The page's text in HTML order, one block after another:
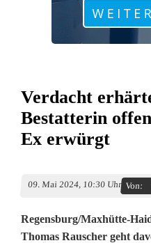
Verdacht
Bestatterin
Ex erwürgt
09. Mai 2024, 10:30 Uhr Von:
Regensburg/Maxhütte-
Thomas Rauscher geht